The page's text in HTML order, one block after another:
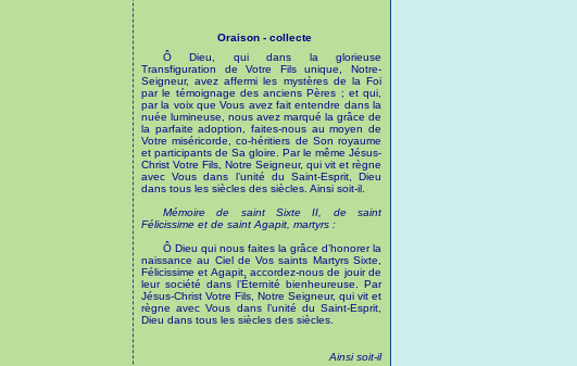
Oraison - collecte
Ô Dieu, qui dans la glorieuse
Transfiguration de Votre Fils unique, Notre-
Seigneur, avez affermi les mystères de la Foi
par le témoignage des anciens Pères ; et qui,
par la voix que Vous avez fait entendre dans la
nuée lumineuse, nous avez marqué la grâce de
la parfaite adoption, faites-nous au moyen de
Votre miséricorde, co-héritiers de Son royaume
et participants de Sa gloire. Par le même Jésus-
Christ Votre Fils, Notre Seigneur, qui vit et règne
avec Vous dans l’unité du Saint-Esprit, Dieu
dans tous les siècles des siècles. Ainsi soit-il.
Mémoire de saint Sixte II, de saint
Félicissime et de saint Agapit, martyrs :
Ô Dieu qui nous faites la grâce d’honorer la
naissance au Ciel de Vos saints Martyrs Sixte,
Félicissime et Agapit, accordez-nous de jouir de
leur société dans l’Éternité bienheureuse. Par
Jésus-Christ Votre Fils, Notre Seigneur, qui vit et
règne avec Vous dans l’unité du Saint-Esprit,
Dieu dans tous les siècles des siècles.
Ainsi soit-il